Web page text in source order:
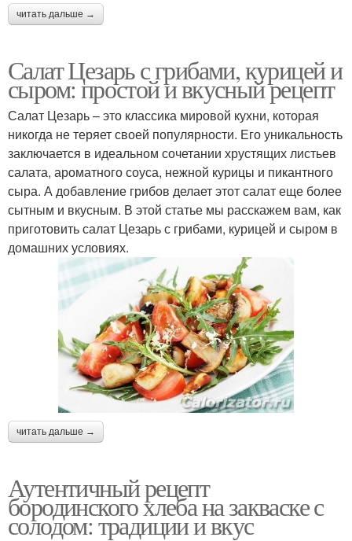
читать дальше →
Салат Цезарь с грибами, курицей и
сыром: простой и вкусный рецепт
Салат Цезарь – это классика мировой кухни, которая
никогда не теряет своей популярности. Его уникальность
заключается в идеальном сочетании хрустящих листьев
салата, ароматного соуса, нежной курицы и пикантного
сыра. А добавление грибов делает этот салат еще более
сытным и вкусным. В этой статье мы расскажем вам, как
приготовить салат Цезарь с грибами, курицей и сыром в
домашних условиях.
читать дальше →
Аутентичный рецепт
бородинского хлеба на закваске с
солодом: традиции и вкус